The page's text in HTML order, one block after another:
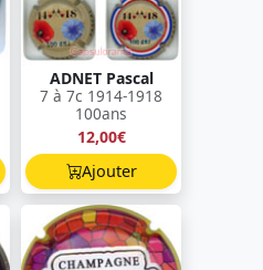
ADNET Pascal
7 à 7c 1914-1918
100ans
12,00€
Ajouter